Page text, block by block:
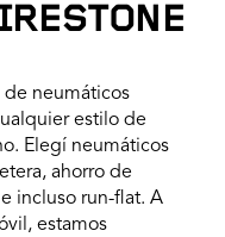
de neumáticos
estilo de
Elegí neumáticos
ahorro de
incluso run-flat. A
estamos